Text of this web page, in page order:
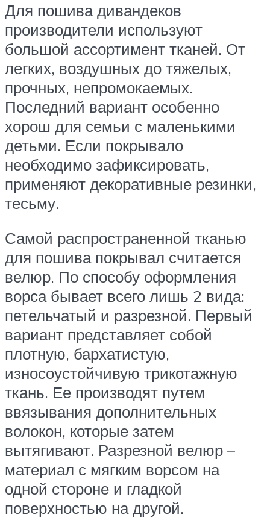
Для пошива дивандеков
производители используют
большой ассортимент тканей. От
легких, воздушных до тяжелых,
прочных, непромокаемых.
Последний вариант особенно
хорош для семьи с маленькими
детьми. Если покрывало
необходимо зафиксировать,
применяют декоративные резинки,
тесьму.
Самой распространенной тканью
для пошива покрывал считается
велюр. По способу оформления
ворса бывает всего лишь 2 вида:
петельчатый и разрезной. Первый
вариант представляет собой
плотную, бархатистую,
износоустойчивую трикотажную
ткань. Ее производят путем
ввязывания дополнительных
волокон, которые затем
вытягивают. Разрезной велюр –
материал с мягким ворсом на
одной стороне и гладкой
поверхностью на другой.